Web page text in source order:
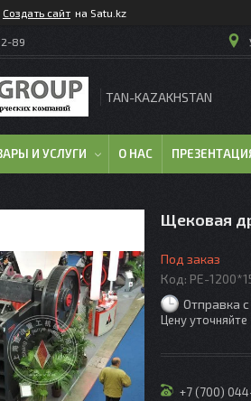
Создать сайт на Satu.kz
89
TAN-KAZAKHSTAN
И УСЛУГИ О НАС
Щековая
Под заказ
Код: PE-
Отправка
Цену уточняйте
+7 (700)